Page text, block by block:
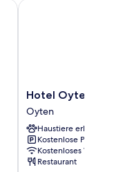
Hotel
Oyten
am
Markt
Oyten
Hotel Oyten am
Oyten
Haustiere erlaubt
Kostenlose Parkplätze
Kostenloses WLAN
Restaurant
Hotel Oyten am Markt